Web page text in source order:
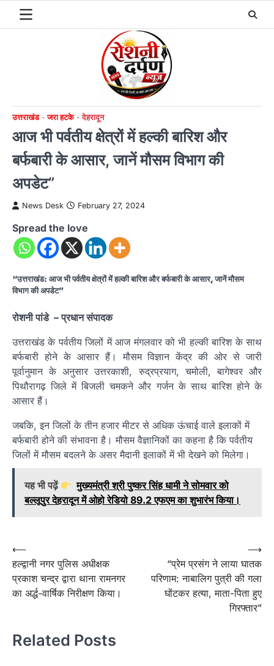
उत्तराखंड जरा हटके देहरादून
आज भी पर्वतीय क्षेत्रों में हल्की बारिश और
बर्फबारी के आसार, जानें मौसम विभाग की
अपडेट”
News Desk February 27, 2024
Spread the love
“उत्तराखंड: आज भी पर्वतीय क्षेत्रों में हल्की बारिश और बर्फबारी के आसार, जानें मौसम
विभाग की अपडेट”
रोशनी पांडे – प्रधान संपादक
उत्तराखंड के पर्वतीय जिलों में आज मंगलवार को भी हल्की बारिश के साथ
बर्फबारी होने के आसार हैं। मौसम विज्ञान केंद्र की ओर से जारी
पूर्वानुमान के अनुसार उत्तरकाशी, रुद्रप्रयाग, चमोली, बागेश्वर और
पिथौरागढ़ जिले में बिजली चमकने और गर्जन के साथ बारिश होने के
आसार हैं।
जबकि, इन जिलों के तीन हजार मीटर से अधिक ऊंचाई वाले इलाकों में
बर्फबारी होने की संभावना है। मौसम वैज्ञानिकों का कहना है कि पर्वतीय
जिलों में मौसम बदलने के असर मैदानी इलाकों में भी देखने को मिलेगा।
यह भी पढ़ें
मुख्यमंत्री श्री पुष्कर सिंह धामी ने सोमवार को
बल्लूपुर देहरादून में ओहो रेडियो 89.2 एफएम का शुभारंभ किया।
Post
navigation
⟵
हल्द्वानी नगर पुलिस अधीक्षक
प्रकाश चन्द्र द्वारा थाना रामनगर
का अर्द्ध-वार्षिक निरीक्षण किया।
“प्रेम प्रसंग ने लाया घातक
परिणाम: नाबालिग पुत्री की गला
घोंटकर हत्या, माता-पिता हुए
गिरफ्तार”
⟶
Related Posts